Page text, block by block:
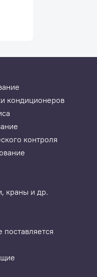
кондиционеров
контроля
краны и др.